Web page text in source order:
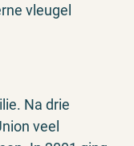
vleugel
Na drie
veel